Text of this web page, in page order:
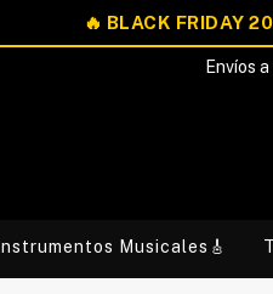
Envíos
Instrumentos Musicales🎸